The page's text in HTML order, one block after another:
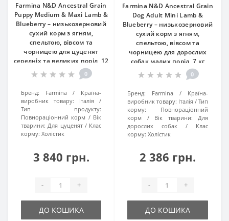
Farmina N&D Ancestral Grain
Puppy Medium & Maxi Lamb &
Blueberry – низькозерновий
сухий корм з ягням,
спельтою, вівсом та
чорницею для цуценят
середніх та великих порід, 12
кг
0
Бренд: Farmina
Країна-
виробник товару:
Італія
Тип продукту:
Повнораціонний корм
Вік
тварини: Для цуценят
Клас
корму: Холістик
3 840 грн.
- +
ДО КОШИКА
Farmina N&D Ancestral Grain
Dog Adult Mini Lamb &
Blueberry – низькозерновий
сухий корм з ягням,
спельтою, вівсом та
чорницею для дорослих
собак малих порід, 7 кг
0
Бренд: Farmina
Країна-
виробник товару: Італія
Тип
корму:
Повнораціонний
корм
Вік тварини:
Для
дорослих собак
Клас
корму: Холістик
2 386 грн.
- +
ДО КОШИКА